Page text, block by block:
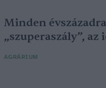
Minden
„szuperaszály”,
AGRÁRIUM